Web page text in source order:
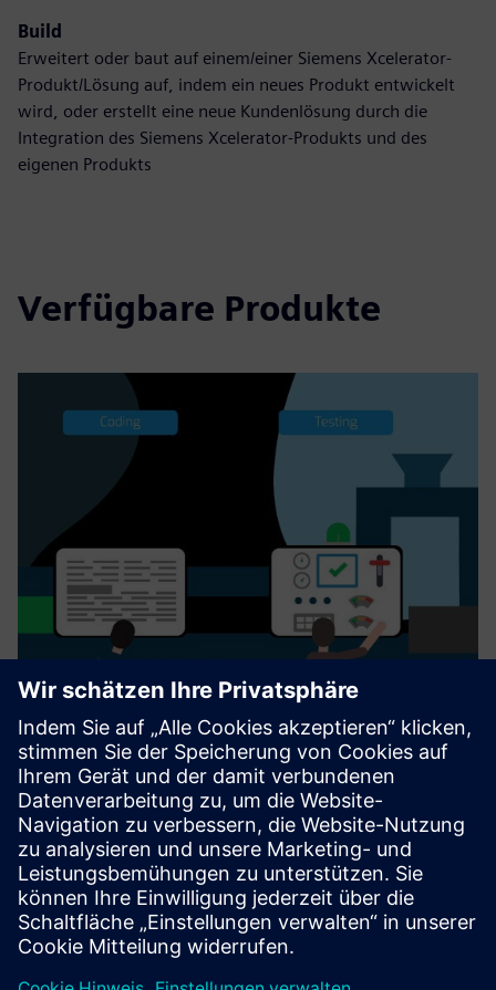
Build
Erweitert oder baut auf einem/einer Siemens Xcelerator-
Produkt/Lösung auf, indem ein neues Produkt entwickelt
wird, oder erstellt eine neue Kundenlösung durch die
Integration des Siemens Xcelerator-Produkts und des
eigenen Produkts
Verfügbare Produkte
Menditect Test Automation
Menditect Test Automation (MTA) beschleunigt die
Bereitstellung von Mendix-Apps für Unternehmen, indem
Engpässe bei der Testautomatisierung beseitigt werden.
Menditect bietet eine einzigartige KI-gestützte „Direct
Model Testing“ -...
Mehr erfahren